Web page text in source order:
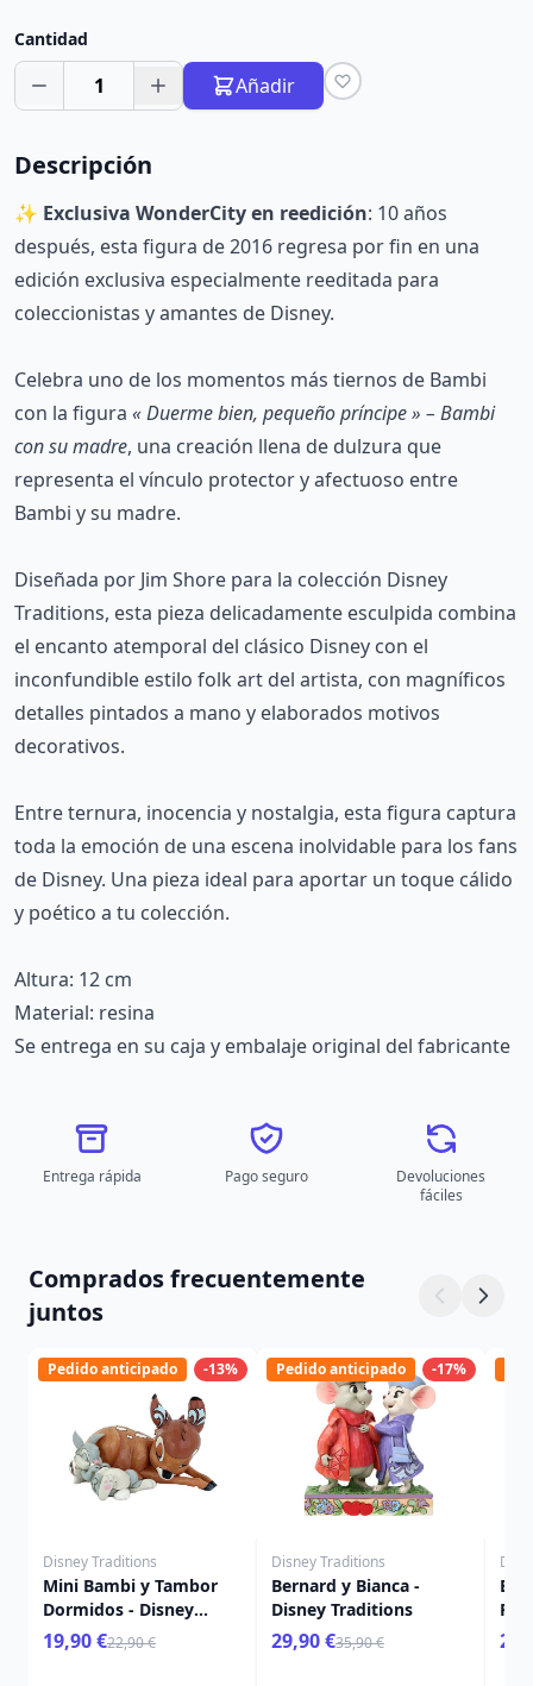
Cantidad
1 Añadir
Descripción
✨ Exclusiva WonderCity en reedición: 10 años
después, esta figura de 2016 regresa por fin en una
edición exclusiva especialmente reeditada para
coleccionistas y amantes de Disney.
Celebra uno de los momentos más tiernos de Bambi
con la figura « Duerme bien, pequeño príncipe » – Bambi
con su madre, una creación llena de dulzura que
representa el vínculo protector y afectuoso entre
Bambi y su madre.
Diseñada por Jim Shore para la colección Disney
Traditions, esta pieza delicadamente esculpida combina
el encanto atemporal del clásico Disney con el
inconfundible estilo folk art del artista, con magníficos
detalles pintados a mano y elaborados motivos
decorativos.
Entre ternura, inocencia y nostalgia, esta figura captura
toda la emoción de una escena inolvidable para los fans
de Disney. Una pieza ideal para aportar un toque cálido
y poético a tu colección.
Altura: 12 cm
Material: resina
Se entrega en su caja y embalaje original del fabricante
Entrega rápida Pago seguro
Devoluciones
fáciles
Comprados frecuentemente
juntos
-13%
Pedido anticipado
Disney Traditions
Mini Bambi y Tambor
Dormidos - Disney
Traditions
19,90 €22,90 €
-17%
Pedido anticipado
Disney Traditions
Bernard y Bianca -
Disney Traditions
29,90 €35,90 €
El